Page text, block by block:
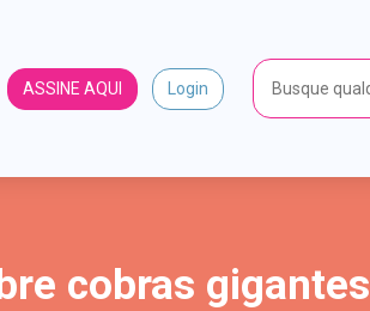
ASSINE AQUI Login
cobras gigantes